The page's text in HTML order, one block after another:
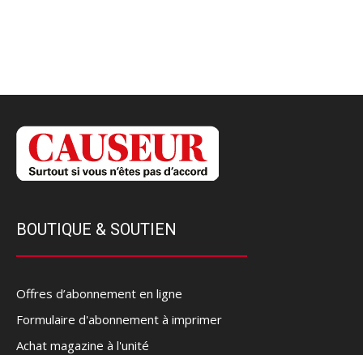
BOUTIQUE & SOUTIEN
Offres d’abonnement en ligne
Formulaire d'abonnement à imprimer
Achat magazine à l'unité